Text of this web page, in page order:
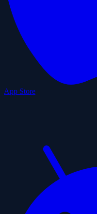
App Store